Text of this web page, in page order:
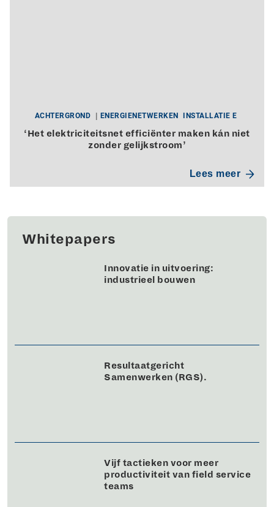
ACHTERGROND ENERGIENETWERKEN INSTALLATIE E
‘Het elektriciteitsnet efficiënter maken kán niet
zonder gelijkstroom’
Lees meer
Whitepapers
Innovatie in uitvoering:
industrieel bouwen
Resultaatgericht
Samenwerken (RGS).
Vijf tactieken voor meer
productiviteit van field service
teams